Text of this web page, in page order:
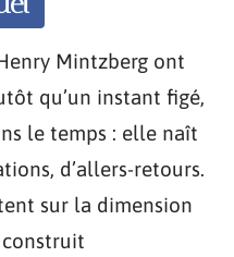
Mintzberg ont
qu’un instant figé,
le temps : elle naît
d’allers-retours.
sur la dimension